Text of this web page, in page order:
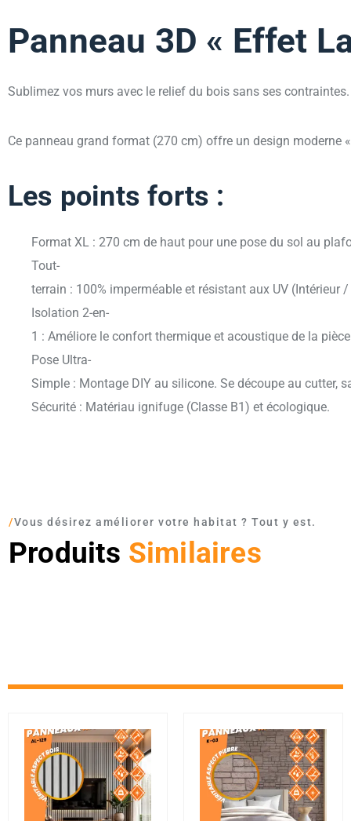
Panneau 3D « Effet
Sublimez vos murs avec le relief du bois sans ses contraintes.
Ce panneau grand format (270 cm) offre un design moderne
Les points forts :
Format XL : 270 cm de haut pour une pose du sol au
Tout-
terrain : 100% imperméable et résistant aux UV (Intérieur
Isolation 2-en-
1 : Améliore le confort thermique et acoustique de la
Pose Ultra-
Simple : Montage DIY au silicone. Se découpe au cutter,
Sécurité : Matériau ignifuge (Classe B1) et écologique.
/Vous désirez améliorer votre habitat ? Tout y est.
Produits Similaires